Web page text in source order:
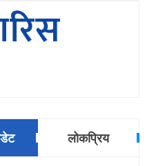
लोकप्रिय